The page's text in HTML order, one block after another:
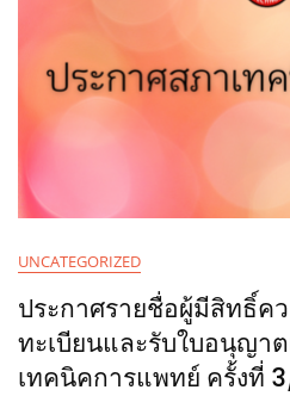
UNCATEGORIZED
ประกาศรายชื่อผู้มีสิทธิ์ค
ทะเบียนและรับใบอนุญา
เทคนิคการแพทย์ ครั้งที่